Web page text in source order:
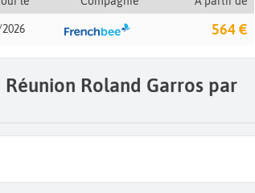
564 €
Roland Garros par